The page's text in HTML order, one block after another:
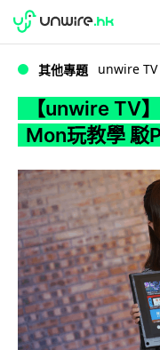
WWDC 2026
其他專題 unwire TV
【unwire TV
Mon玩教學 駁